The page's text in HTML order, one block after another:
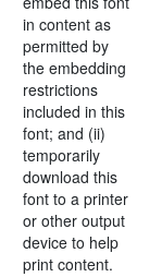
in content as
permitted by
the embedding
restrictions
included in this
font; and (ii)
temporarily
download this
font to a printer
or other output
device to help
print content.